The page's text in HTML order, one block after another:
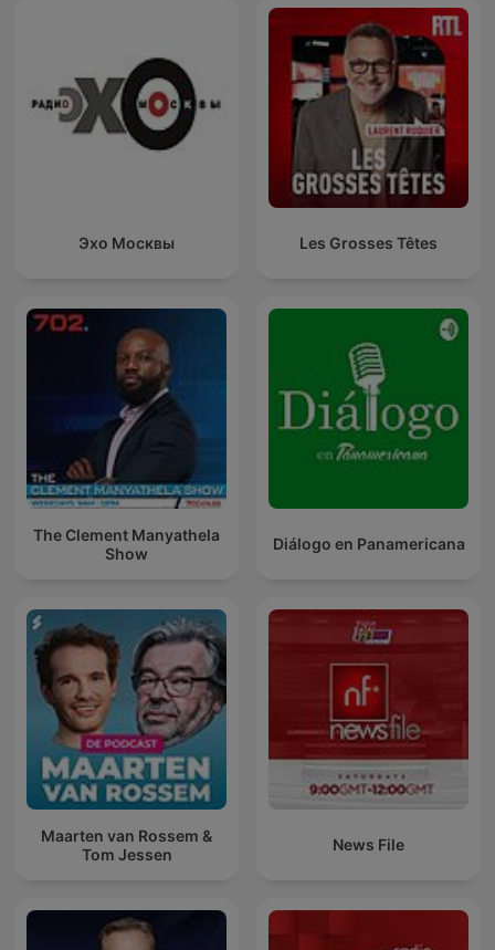
Эхо Москвы Les Grosses Têtes
The Clement Manyathela
Show
Diálogo en Panamericana
Maarten van Rossem &
Tom Jessen
News File